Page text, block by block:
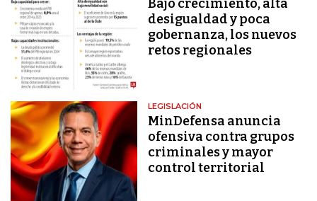
Bajo crecimiento, alta
desigualdad y poca
gobernanza, los nuevos
retos regionales
LEGISLACIÓN
MinDefensa anuncia
ofensiva contra grupos
criminales y mayor
control territorial